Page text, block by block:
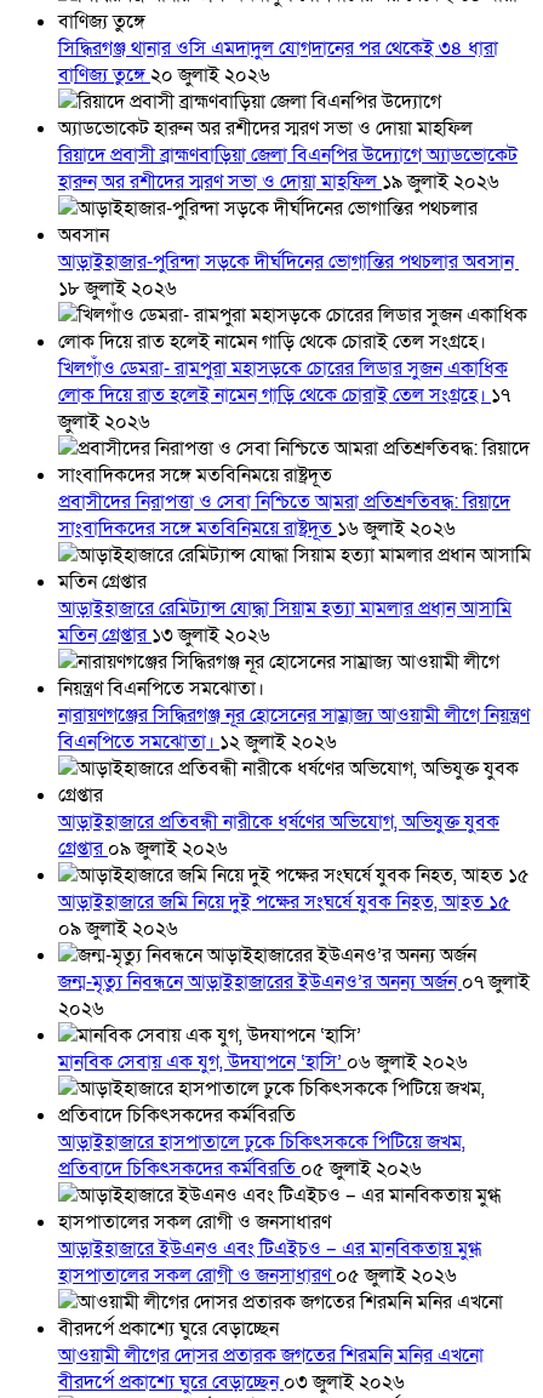
সিদ্ধিরগঞ্জ থানার ওসি এমদাদুল যোগদানের পর থেকেই ৩৪ ধারা
বাণিজ্য তুঙ্গে২০ জুলাই ২০২৬
রিয়াদে প্রবাসী ব্রাহ্মণবাড়িয়া জেলা বিএনপির উদ্যোগে অ্যাডভোকেট
হারুন অর রশীদের স্মরণ সভা ও দোয়া মাহফিল ১৯ জুলাই ২০২৬
আড়াইহাজার-পুরিন্দা সড়কে দীর্ঘদিনের ভোগান্তির পথচলার অবসান
১৮ জুলাই ২০২৬
খিলগাঁও ডেমরা- রামপুরা মহাসড়কে চোরের লিডার সুজন একাধিক
লোক দিয়ে রাত হলেই নামেন গাড়ি থেকে চোরাই তেল সংগ্রহে। ১৭
জুলাই ২০২৬
প্রবাসীদের নিরাপত্তা ও সেবা নিশ্চিতে আমরা প্রতিশ্রুতিবদ্ধ: রিয়াদে
সাংবাদিকদের সঙ্গে মতবিনিময়ে রাষ্ট্রদূত ১৬ জুলাই ২০২৬
আড়াইহাজারে রেমিট্যান্স যোদ্ধা সিয়াম হত্যা মামলার প্রধান আসামি
মতিন গ্রেপ্তার১৩ জুলাই ২০২৬
নারায়ণগঞ্জের সিদ্ধিরগঞ্জ নূর হোসেনের সাম্রাজ্য আওয়ামী লীগে নিয়ন্ত্রণ
বিএনপিতে সমঝোতা। ১২ জুলাই ২০২৬
আড়াইহাজারে প্রতিবন্ধী নারীকে ধর্ষণের অভিযোগ, অভিযুক্ত যুবক
গ্রেপ্তার০৯ জুলাই ২০২৬
আড়াইহাজারে জমি নিয়ে দুই পক্ষের সংঘর্ষে যুবক নিহত, আহত ১৫
০৯ জুলাই ২০২৬
জন্ম-মৃত্যু নিবন্ধনে আড়াইহাজারের ইউএনও’র অনন্য অর্জন০৭ জুলাই
২০২৬
মানবিক সেবায় এক যুগ, উদযাপনে ‘হাসি’ ০৬ জুলাই ২০২৬
আড়াইহাজারে হাসপাতালে ঢুকে চিকিৎসককে পিটিয়ে জখম,
প্রতিবাদে চিকিৎসকদের কর্মবিরতি ০৫ জুলাই ২০২৬
আড়াইহাজারে ইউএনও এবং টিএইচও – এর মানবিকতায় মুগ্ধ
হাসপাতালের সকল রোগী ও জনসাধারণ০৫ জুলাই ২০২৬
আওয়ামী লীগের দোসর প্রতারক জগতের শিরমনি মনির এখনো
বীরদর্পে প্রকাশ্যে ঘুরে বেড়াচ্ছেন০৩ জুলাই ২০২৬